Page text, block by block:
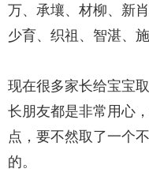
万、承壤、材柳、新
少育、织祖、智湛、
现在很多家长给宝宝
长朋友都是非常用心
点，要不然取了一个
的。